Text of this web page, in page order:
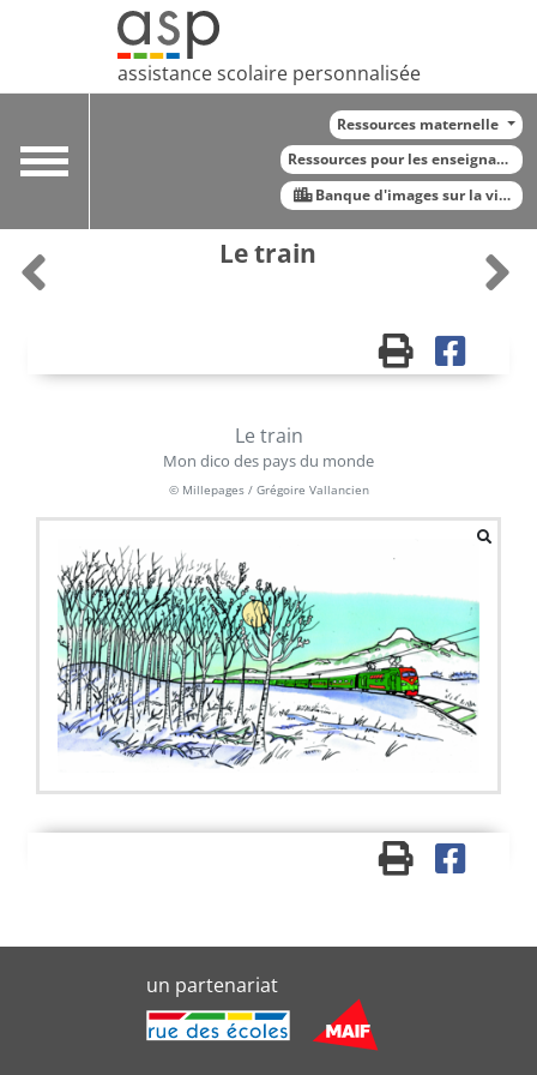
assistance scolaire personnalisée
Toggle
Ressources maternelle
Ressources pour les enseignants
Banque d'images sur la vie
Le train
Le train
Mon dico des pays du monde
© Millepages / Grégoire Vallancien
un partenariat